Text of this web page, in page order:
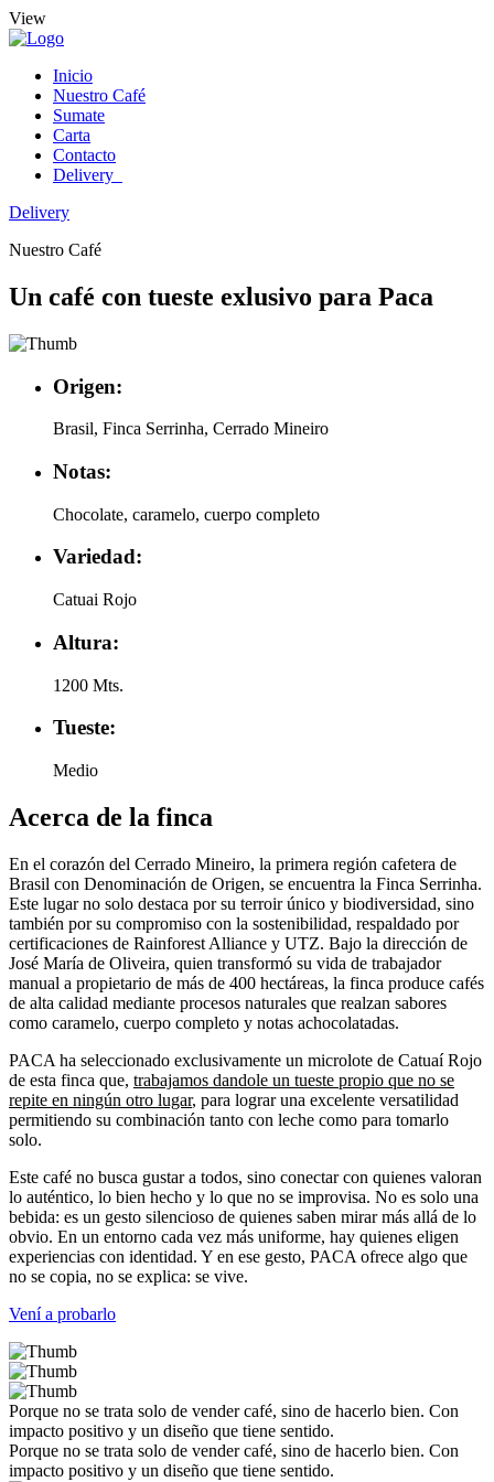
View
Inicio
Nuestro Café
Sumate
Carta
Contacto
Delivery
Delivery
Nuestro Café
Un café con tueste exlusivo para Paca
Origen:
Brasil, Finca Serrinha, Cerrado Mineiro
Notas:
Chocolate, caramelo, cuerpo completo
Variedad:
Catuai Rojo
Altura:
1200 Mts.
Tueste:
Medio
Acerca de la finca
En el corazón del Cerrado Mineiro, la primera región cafetera de
Brasil con Denominación de Origen, se encuentra la Finca Serrinha.
Este lugar no solo destaca por su terroir único y biodiversidad, sino
también por su compromiso con la sostenibilidad, respaldado por
certificaciones de Rainforest Alliance y UTZ. Bajo la dirección de
José María de Oliveira, quien transformó su vida de trabajador
manual a propietario de más de 400 hectáreas, la finca produce cafés
de alta calidad mediante procesos naturales que realzan sabores
como caramelo, cuerpo completo y notas achocolatadas.
PACA ha seleccionado exclusivamente un microlote de Catuaí Rojo
de esta finca que, trabajamos dandole un tueste propio que no se
repite en ningún otro lugar, para lograr una excelente versatilidad
permitiendo su combinación tanto con leche como para tomarlo
solo.
Este café no busca gustar a todos, sino conectar con quienes valoran
lo auténtico, lo bien hecho y lo que no se improvisa. No es solo una
bebida: es un gesto silencioso de quienes saben mirar más allá de lo
obvio. En un entorno cada vez más uniforme, hay quienes eligen
experiencias con identidad. Y en ese gesto, PACA ofrece algo que
no se copia, no se explica: se vive.
Vení a probarlo
Porque no se trata solo de vender café, sino de hacerlo bien. Con
impacto positivo y un diseño que tiene sentido.
Porque no se trata solo de vender café, sino de hacerlo bien. Con
impacto positivo y un diseño que tiene sentido.